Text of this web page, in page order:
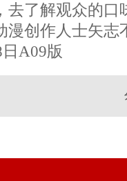
去了解观众的口
漫创作人士
日A09版